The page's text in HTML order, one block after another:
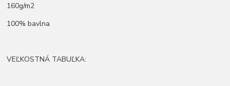
160g/m2
100% bavlna
VEĽKOSTNÁ TABUĽKA: